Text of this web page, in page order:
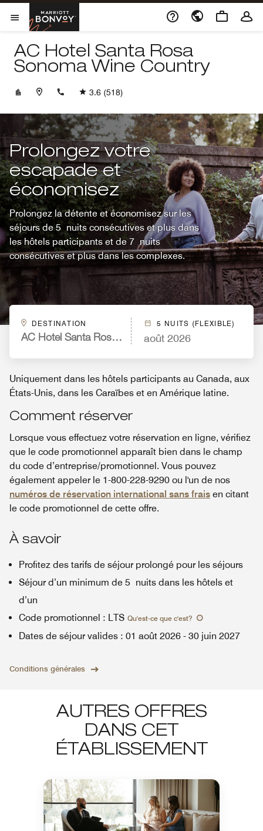
Skip to Content
Ouvrir le menu
Marriott Bonvoy
AC Hotel Santa Rosa
Sonoma Wine Country
+17075271075
3.6 (518)
Prolongez votre
escapade et
économisez
Prolongez la détente et économisez sur les
séjours de 5 nuits consécutives et plus dans
les hôtels participants et de 7 nuits
consécutives et plus dans les complexes.
DESTINATION
AC Hotel Santa Rosa Sonoma Wine Country
5 NUITS (FLEXIBLE)
août 2026
Uniquement dans les hôtels participants au Canada, aux
États-Unis, dans les Caraïbes et en Amérique latine.
Comment réserver
Lorsque vous effectuez votre réservation en ligne, vérifiez
que le code promotionnel apparaît bien dans le champ
du code d’entreprise/promotionnel. Vous pouvez
également appeler le 1-800-228-9290 ou l'un de nos
numéros de réservation international sans frais en citant
le code promotionnel de cette offre.
À savoir
Profitez des tarifs de séjour prolongé pour les séjours
Séjour d’un minimum de 5 nuits dans les hôtels et
d’un
Code promotionnel : LTS Qu'est-ce que c'est?
Dates de séjour valides : 01 août 2026 - 30 juin 2027
Conditions générales
AUTRES OFFRES
DANS CET
ÉTABLISSEMENT